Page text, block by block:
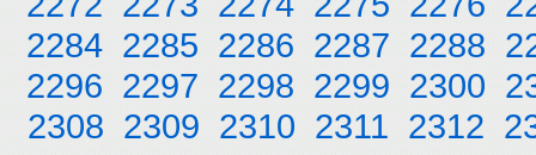
2284 2285 2286 2287 2288
2296 2297 2298 2299 2300
2308 2309 2310 2311 2312